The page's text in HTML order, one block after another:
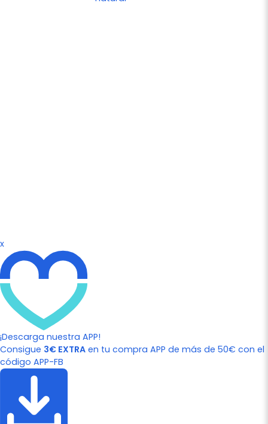
x
¡Descarga nuestra APP!
Consigue 3€ EXTRA en tu compra APP de más de 50€ con el
código APP-FB